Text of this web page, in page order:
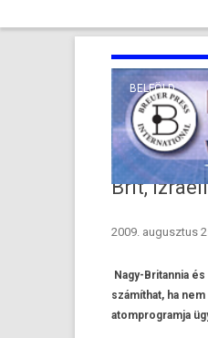
BELFÖLD
TENGERENTÚL
VALLÁS
Brit,
2009. augusztus
Nagy-Britannia
számíthat, ha
atomprogramja